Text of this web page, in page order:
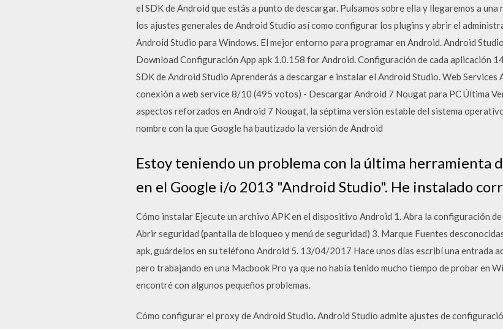
el SDK de Android que estás a punto de descargar. Pulsamos sobre ella y llegaremos a
los ajustes generales de Android Studio así como configurar los plugins y abrir el
Android Studio para Windows. El mejor entorno para programar en Android. Android
Download Configuración App apk 1.0.158 for Android. Configuración de cada aplicación
SDK de Android Studio Aprenderás a descargar e instalar el Android Studio. Web
conexión a web service 8/10 (495 votos) - Descargar Android 7 Nougat para PC Última
aspectos reforzados en Android 7 Nougat, la séptima versión estable del sistema
nombre con la que Google ha bautizado la versión de Android
Estoy teniendo un problema con la última herramienta
en el Google i/o 2013 "Android Studio". He instalado
Cómo instalar Ejecute un archivo APK en el dispositivo Android 1. Abra la configuración
Abrir seguridad (pantalla de bloqueo y menú de seguridad) 3. Marque Fuentes
apk, guárdelos en su teléfono Android 5. 13/04/2017 Hace unos días escribí una entrada
pero trabajando en una Macbook Pro ya que no había tenido mucho tiempo de probar en
encontré con algunos pequeños problemas.
Cómo configurar el proxy de Android Studio. Android Studio admite ajustes de